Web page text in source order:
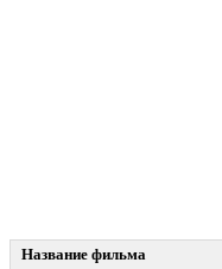
Название фильма